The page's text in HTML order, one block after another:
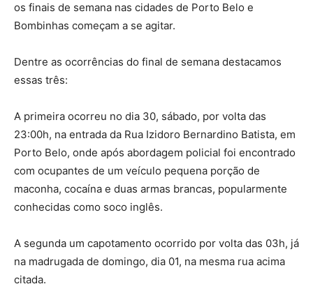
os finais de semana nas cidades de Porto Belo e
Bombinhas começam a se agitar.
Dentre as ocorrências do final de semana destacamos
essas três:
A primeira ocorreu no dia 30, sábado, por volta das
23:00h, na entrada da Rua Izidoro Bernardino Batista, em
Porto Belo, onde após abordagem policial foi encontrado
com ocupantes de um veículo pequena porção de
maconha, cocaína e duas armas brancas, popularmente
conhecidas como soco inglês.
A segunda um capotamento ocorrido por volta das 03h, já
na madrugada de domingo, dia 01, na mesma rua acima
citada.